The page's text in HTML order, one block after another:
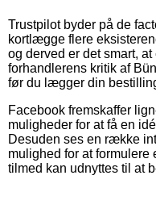
Trustpilot byder på de
kortlægge flere
og derved er det smart,
forhandlerens kritik af
før du lægger din
Facebook fremskaffer
muligheder for at få en
Desuden ses en række
mulighed for at
tilmed kan udnyttes til at